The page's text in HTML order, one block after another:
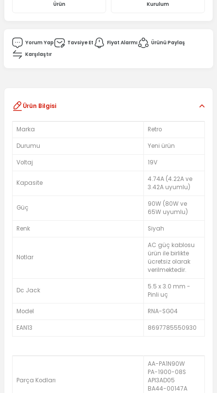
Ürün
Kurulum
Yorum Yap Tavsiye Et Fiyat Alarmı
Ürünü Paylaş
Karşılaştır
Ürün Bilgisi
Marka Retro
Durumu Yeni ürün
Voltaj 19V
Kapasite
4.74A (4.22A ve
3.42A uyumlu)
Güç
90W (80W ve
65W uyumlu)
Renk Siyah
Notlar
AC güç kablosu
ürün ile birlikte
ücretsiz olarak
verilmektedir.
Dc Jack
5.5 x 3.0 mm -
Pinli uç
Model RNA-SG04
EAN13 8697785550930
Parça Kodları
AA-PA1N90W
PA-1900-08S
API3AD05
BA44-00147A